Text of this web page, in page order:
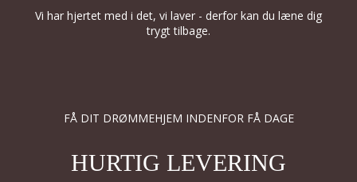
Vi har hjertet med i det, vi laver - derfor kan du læne dig
trygt tilbage.
FÅ DIT DRØMMEHJEM INDENFOR FÅ DAGE
HURTIG LEVERING